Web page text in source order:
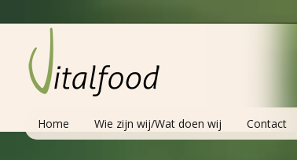
Home Wie zijn wij/Wat doen wij Contact